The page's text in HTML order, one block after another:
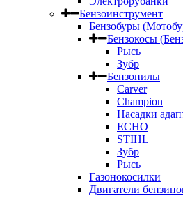
Бензоинструмент
Бензобуры
Бензокосы
Рысь
Зубр
Бензопилы
Carver
Champion
Насадки
ECHO
STIHL
Зубр
Рысь
Газонокосилки
Двигатели